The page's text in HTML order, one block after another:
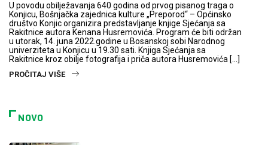
U povodu obilježavanja 640 godina od prvog pisanog traga o
Konjicu, Bošnjačka zajednica kulture „Preporod“ – Općinsko
društvo Konjic organizira predstavljanje knjige Sjećanja sa
Rakitnice autora Kenana Husremovića. Program će biti održan
u utorak, 14. juna 2022.godine u Bosanskoj sobi Narodnog
univerziteta u Konjicu u 19.30 sati. Knjiga Sjećanja sa
Rakitnice kroz obilje fotografija i priča autora Husremovića […]
PROČITAJ VIŠE
NOVO